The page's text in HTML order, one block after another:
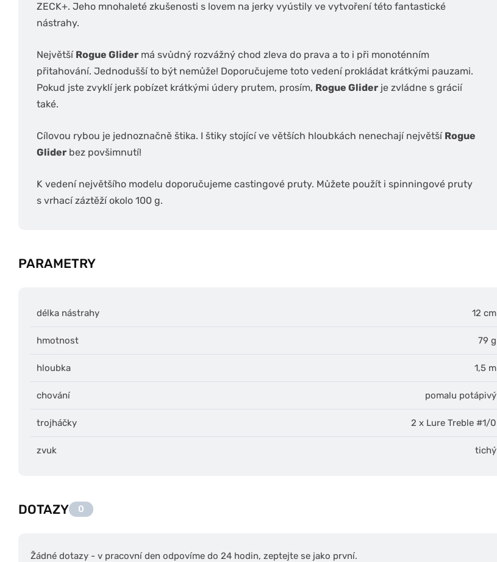
ZECK+. Jeho mnohaleté zkušenosti s lovem na jerky vyústily ve vytvoření této fantastické
nástrahy.
Největší Rogue Glider má svůdný rozvážný chod zleva do prava a to i při monoténním
přitahování. Jednodušší to být nemůže! Doporučujeme toto vedení prokládat krátkými pauzami.
Pokud jste zvyklí jerk pobízet krátkými údery prutem, prosím, Rogue Glider je zvládne s grácií
také.
Cílovou rybou je jednoznačně štika. I štiky stojící ve větších hloubkách nenechají největší Rogue
Glider bez povšimnutí!
K vedení největšího modelu doporučujeme castingové pruty. Můžete použít i spinningové pruty
s vrhací záztěží okolo 100 g.
PARAMETRY
délka nástrahy 12 cm
hmotnost 79 g
hloubka 1,5 m
chování pomalu potápivý
trojháčky 2 x Lure Treble #1/0
zvuk tichý
DOTAZY 0
Žádné dotazy - v pracovní den odpovíme do 24 hodin, zeptejte se jako první.